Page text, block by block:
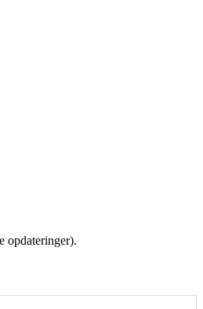
opdateringer).